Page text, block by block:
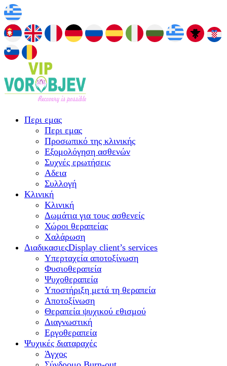
Περι εμας
Περι εμας
Προσωπικό της κλινικής
Εξομολόγηση ασθενών
Συχνές ερωτήσεις
Αδεια
Συλλογή
Κλινική
Κλινική
Δωμάτια για τους ασθενείς
Χώροι θεραπείας
Χαλάρωση
ΔιαδικασιεςDisplay client’s services
Υπερταχεία αποτοξίνωση
Φυσιοθεραπεία
Ψυχοθεραπεία
Υποστήριξη μετά τη θεραπεία
Αποτοξίνωση
Θεραπεία ψυχικού εθισμού
Διαγνωστική
Εργοθεραπεία
Ψυχικές διαταραχές
Άγχος